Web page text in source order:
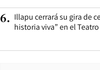
6. Illapu cerrará su gira de
historia viva” en el